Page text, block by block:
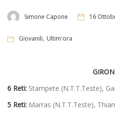
Simone Capone 16
Giovanili, Ultim'ora
6 Reti: Stampete (N.T.T.Teste),
5 Reti: Marras (N.T.T.Teste),